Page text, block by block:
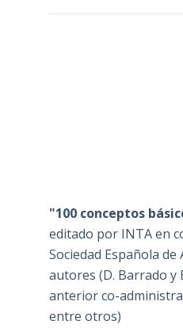
"100 conceptos
editado por INTA en
Sociedad Española
autores (D. Barrado y
anterior co-
entre otros)